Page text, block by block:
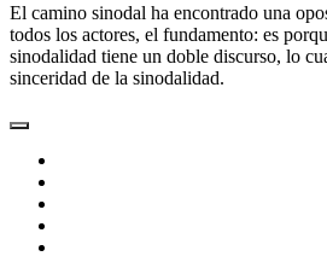
El camino sinodal ha encontrado una
todos los actores, el fundamento: es
sinodalidad tiene un doble discurso, lo
sinceridad de la sinodalidad.